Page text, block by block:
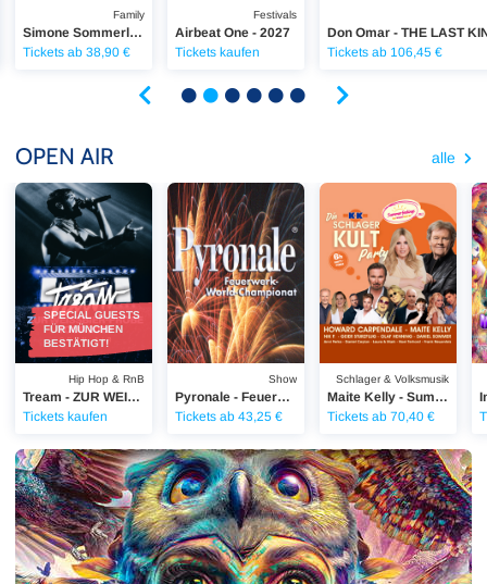
Family
Simone Sommerland - Kinder-Mitmach-Konzert
Tickets ab 38,90 €
Festivals
Airbeat One - 2027
Tickets kaufen
Don Omar - THE LAST
Tickets ab 106,45 €
OPEN AIR alle
Hip Hop & RnB
Tream - ZUR WEISSBIER-PROBE TOUR 2026
Tickets kaufen
SPECIAL GUESTS
FÜR MÜNCHEN
BESTÄTIGT!
Tream - ZUR WEISSBIER-PROBE TOUR 2026
Show
Pyronale - Feuerwerk-World-Championat 2026
Tickets ab 43,25 €
Pyronale - Feuerwerk-World-Championat
Schlager & Volksmusik
Maite Kelly - Summerfeelings - Das Gronau Open Air
Tickets ab 70,40 €
Maite Kelly -